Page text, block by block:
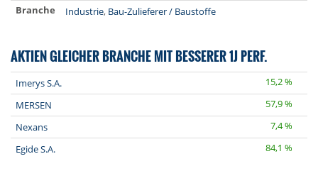
Branche
Industrie, Bau-Zulieferer / Baustoffe
AKTIEN GLEICHER BRANCHE MIT BESSERER 1J PERF.
Imerys S.A.
15,2 %
MERSEN
57,9 %
Nexans
7,4 %
Egide S.A.
84,1 %